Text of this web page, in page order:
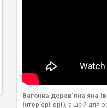
Вагонка дерев'яна яна
інтер'єрі єрі), а ще й для